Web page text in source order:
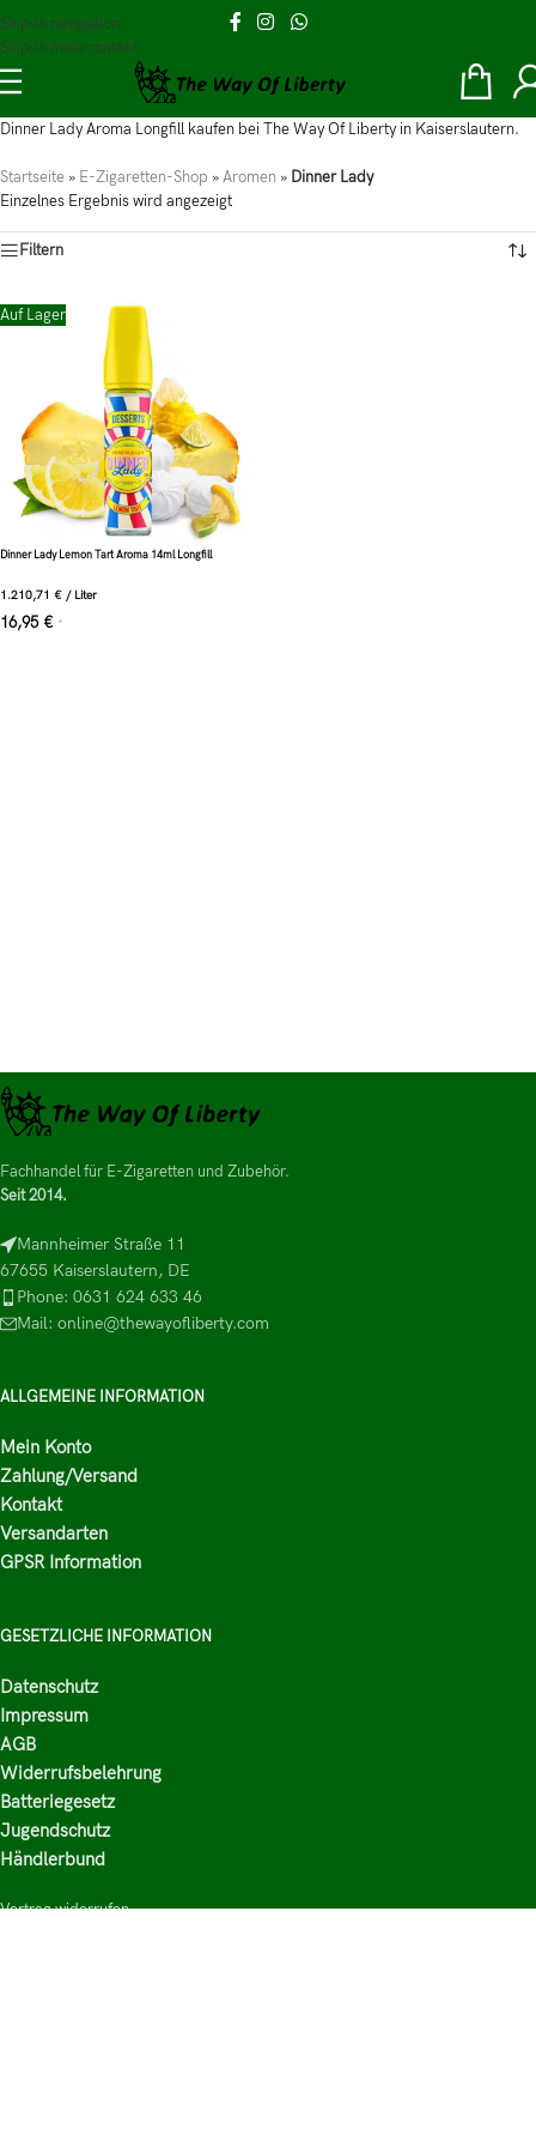
Skip to navigation
Skip to main content
Dinner Lady Aroma Longfill kaufen bei The Way Of Liberty in Kaiserslautern.
Startseite » E-Zigaretten-Shop »Aromen » Dinner Lady
Einzelnes Ergebnis wird angezeigt
Filtern
Auf Lager
Dinner Lady Lemon Tart Aroma 14ml Longfill
1.210,71 € / Liter
16,95 € *
Fachhandel für E-Zigaretten und Zubehör.
Seit 2014.
Mannheimer Straße 11
67655 Kaiserslautern, DE
Phone: 0631 624 633 46
Mail: online@thewayofliberty.com
ALLGEMEINE INFORMATION
Mein Konto
Zahlung/Versand
Kontakt
Versandarten
GPSR Information
GESETZLICHE INFORMATION
Datenschutz
Impressum
AGB
Widerrufsbelehrung
Batteriegesetz
Jugendschutz
Händlerbund
Vertrag widerrufen